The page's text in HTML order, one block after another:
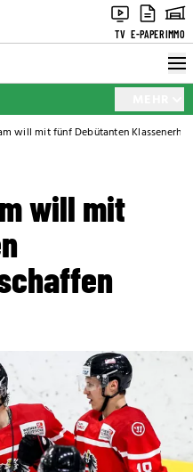
TV E-PAPERIMMO
will mit fünf Debütanten
will mit